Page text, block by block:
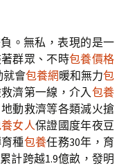
。無私，表現的是一
群眾、不時包養價格
就會包養網暖和無力包
濟第一線，介入包養
動救濟等各類滅火搶
女人保證國度年夜豆
種包養任務30年，育
計跨越1.9億畝，發明